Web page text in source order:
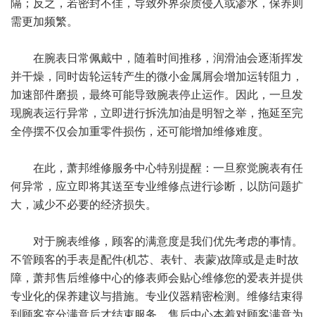
隔；反之，若密封不佳，导致外界杂质侵入或渗水，保养则
需更加频繁。
在腕表日常佩戴中，随着时间推移，润滑油会逐渐挥发
并干燥，同时齿轮运转产生的微小金属屑会增加运转阻力，
加速部件磨损，最终可能导致腕表停止运作。因此，一旦发
现腕表运行异常，立即进行拆洗加油是明智之举，拖延至完
全停摆不仅会加重零件损伤，还可能增加维修难度。
在此，萧邦维修服务中心特别提醒：一旦察觉腕表有任
何异常，应立即将其送至专业维修点进行诊断，以防问题扩
大，减少不必要的经济损失。
对于腕表维修，顾客的满意度是我们优先考虑的事情。
不管顾客的手表是配件(机芯、表针、表蒙)故障或是走时故
障，萧邦售后维修中心的修表师会贴心维修您的爱表并提供
专业化的保养建议与措施。专业仪器精密检测。维修结束得
到顾客充分满意后才结束服务，售后中心本着对顾客满意为